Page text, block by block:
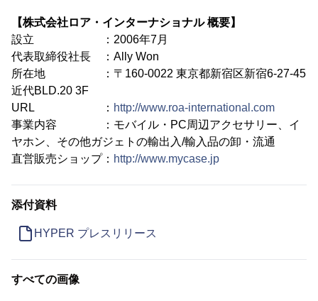
【株式会社ロア・インターナショナル 概要】
設立 ：2006年7月
代表取締役社長 ：Ally Won
所在地 ：〒160-0022 東京都新宿区新宿6-27-45
近代BLD.20 3F
URL ： http://www.roa-international.com
事業内容 ：モバイル・PC周辺アクセサリー、イ
ヤホン、その他ガジェトの輸出入/輸入品の卸・流通
直営販売ショップ： http://www.mycase.jp
添付資料
HYPER プレスリリース
すべての画像